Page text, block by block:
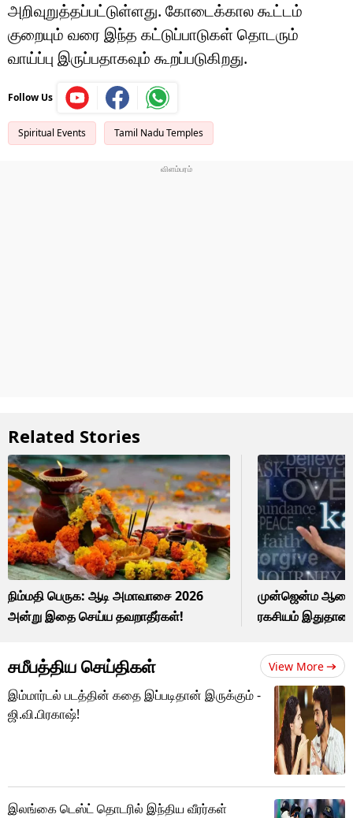
அறிவுறுத்தப்பட்டுள்ளது. கோடைக்கால கூட்டம்
குறையும் வரை இந்த கட்டுப்பாடுகள் தொடரும்
வாய்ப்பு இருப்பதாகவும் கூறப்படுகிறது.
Follow Us
Spiritual Events Tamil Nadu Temples
Related Stories
நிம்மதி பெருக: ஆடி அமாவாசை 2026
அன்று இதை செய்ய தவறாதீர்கள்!
முன்ஜென்ம ஆசை:
ரகசியம்
சமீபத்திய செய்திகள் View More
இம்மார்டல் படத்தின் கதை இப்படிதான் இருக்கும் -
ஜி.வி.பிரகாஷ்!
இலங்கை டெஸ்ட் தொடரில் இந்திய வீரர்கள்